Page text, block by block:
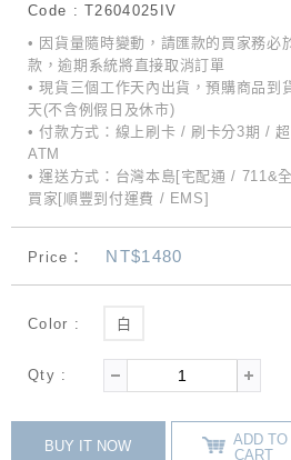
Code : T2604025IV
• 因貨量隨時變動，請匯款的買家務必
款，逾期系統將直接取消訂單
• 現貨三個工作天內出貨，預購商品到
天(不含例假日及休市)
• 付款方式：線上刷卡 / 刷卡分3期 /
ATM
• 運送方式：台灣本島[宅配通 / 711&
買家[順豐到付運費 / EMS]
Price： NT$1480
Color : 白
Qty :
BUY IT NOW
ADD TO
CART